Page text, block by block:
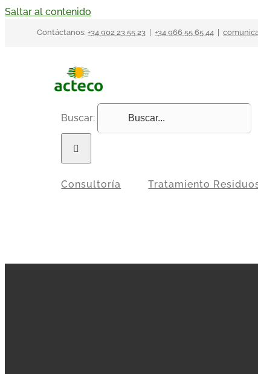
Saltar al contenido
Contáctanos:+34 902 23 55 23 +34 966 55 65 44
Buscar:
Consultoría Tratamiento